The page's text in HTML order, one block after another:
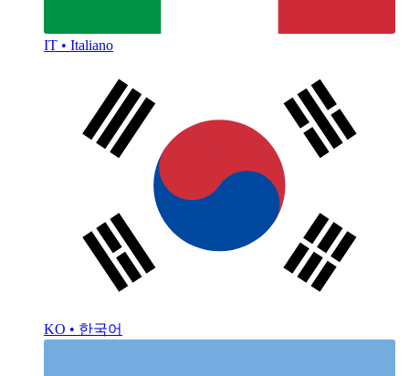
IT • Italiano
KO • 한국어